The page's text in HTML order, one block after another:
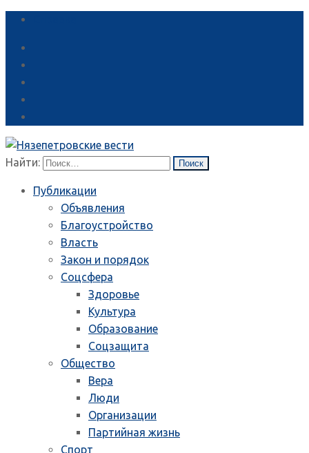
Найти:
Публикации
Объявления
Благоустройство
Власть
Закон и порядок
Соцсфера
Здоровье
Культура
Образование
Соцзащита
Общество
Вера
Люди
Организации
Партийная жизнь
Спорт